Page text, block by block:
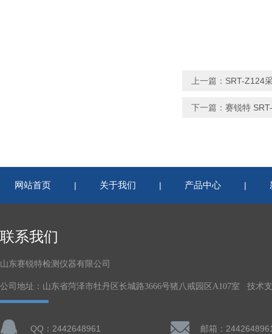
上一篇： SRT-Z124
下一篇： 赛锐特
网站首页 | 关于我们 | 产品中心 |
联系我们
山东赛锐特检测仪器有限公司
公司地址：山东省菏泽市牡丹区长城路3666号猪八戒园区A107室 技术
QQ：2442648961 邮箱：